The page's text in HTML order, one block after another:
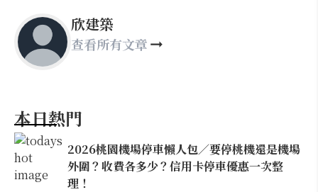
欣建築
查看所有文章
本日熱門
2026桃園機場停車懶人包／要停桃機還是機場
外圍？收費各多少？信用卡停車優惠一次整
理！